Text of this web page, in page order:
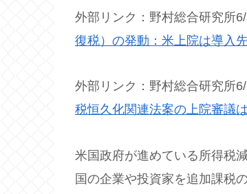
外部リンク：野村総合研究所
復税）の発動：米上院は導入
外部リンク：野村総合研究所
税恒久化関連法案の上院審議
米国政府が進めている所得税
国の企業や投資家を追加課税